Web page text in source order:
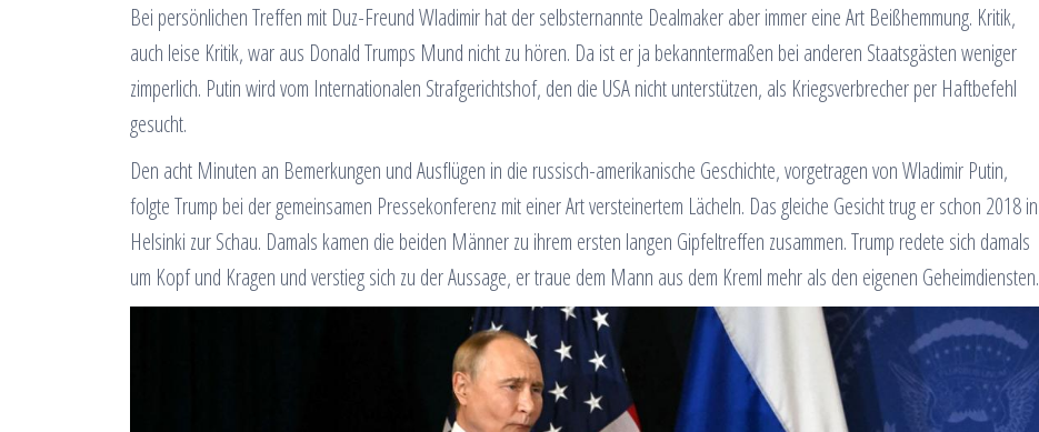
Bei persönlichen Treffen mit Duz-Freund Wladimir hat der selbsternannte Dealmaker aber immer eine Art Beißhemmung. Kritik,
auch leise Kritik, war aus Donald Trumps Mund nicht zu hören. Da ist er ja bekanntermaßen bei anderen Staatsgästen weniger
zimperlich. Putin wird vom Internationalen Strafgerichtshof, den die USA nicht unterstützen, als Kriegsverbrecher per Haftbefehl
gesucht.
Den acht Minuten an Bemerkungen und Ausflügen in die russisch-amerikanische Geschichte, vorgetragen von Wladimir Putin,
folgte Trump bei der gemeinsamen Pressekonferenz mit einer Art versteinertem Lächeln. Das gleiche Gesicht trug er schon 2018 in
Helsinki zur Schau. Damals kamen die beiden Männer zu ihrem ersten langen Gipfeltreffen zusammen. Trump redete sich damals
um Kopf und Kragen und verstieg sich zu der Aussage, er traue dem Mann aus dem Kreml mehr als den eigenen Geheimdiensten.